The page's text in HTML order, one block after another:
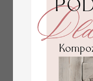
złote winietki na
dekoracja stołu
winietki z